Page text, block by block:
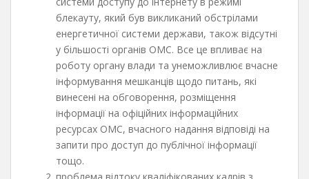
блекауту, який був викликаний обстрілами
енергетичної системи держави, також відсутні
у більшості органів ОМС. Все це впливає на
роботу органу влади та унеможливлює вчасне
інформування мешканців щодо питань, які
винесені на обговорення, розміщення
інформації на офіційних інформаційних
ресурсах ОМС, вчасного надання відповіді на
запити про доступ до публічної інформації
тощо.